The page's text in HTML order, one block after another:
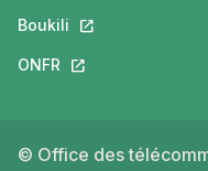
Boukili Ce lien s'ouvrira
ONFR Ce lien s'ouvrira
© Office des